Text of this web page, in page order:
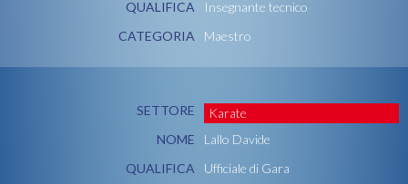
QUALIFICA
Insegnante tecnico
CATEGORIA
Maestro
SETTORE
Karate
NOME
Lallo Davide
QUALIFICA
Ufficiale di Gara